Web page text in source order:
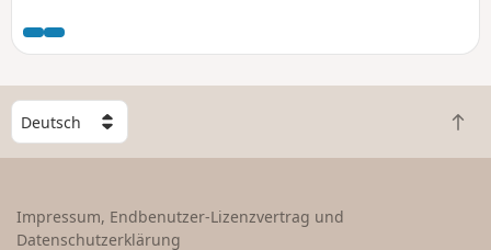
W
ä
h
e
Z
u
Impressum, Endbenutzer-Lizenzvertrag und
Datenschutzerklärung